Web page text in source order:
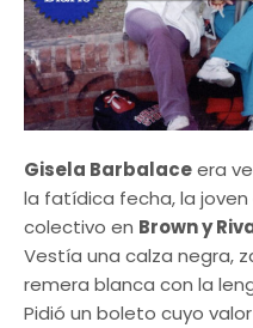
Gisela Barbalaceera
la fatídica fecha, la joven
colectivo en Brown y
Vestía una calza negra,
remera blanca con la
Pidió un boleto cuyo